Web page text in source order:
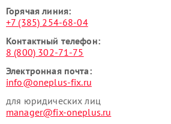
Горячая линия:
+7 (385) 254-68-04
Контактный телефон:
8 (800) 302-71-75
Электронная почта:
info@oneplus-fix.ru
для юридических лиц
manager@fix-oneplus.ru